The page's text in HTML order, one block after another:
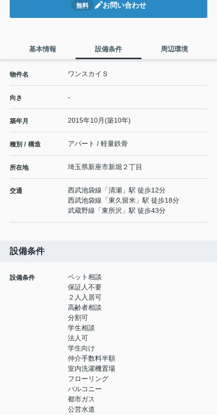
無料 お問い合わせ
基本情報 設備条件 周辺環境
物件名 ワンスカイＳ
向き -
築年月 2015年10月(築10年)
種別 / 構造 アパート / 軽量鉄骨
所在地 埼玉県新座市新堀 ２丁目
交通 西武池袋線 「清瀬 」駅 徒歩12分
西武池袋線 「東久留米 」駅 徒歩18分
武蔵野線 「東所沢 」駅 徒歩43分
設備条件
設備条件
ペット相談
保証人不要
２人入居可
高齢者相談
分割可
学生相談
法人可
学生向け
仲介手数料半額
室内洗濯機置場
フローリング
バルコニー
都市ガス
公営水道